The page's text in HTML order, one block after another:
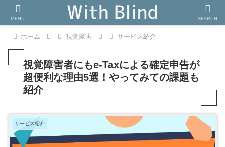
ホーム 視覚障害 サービス紹介
視覚障害者にもe-Taxによる確定申告が
超便利な理由5選！やってみての課題も
紹介
サービス紹介
MENU SEARCH